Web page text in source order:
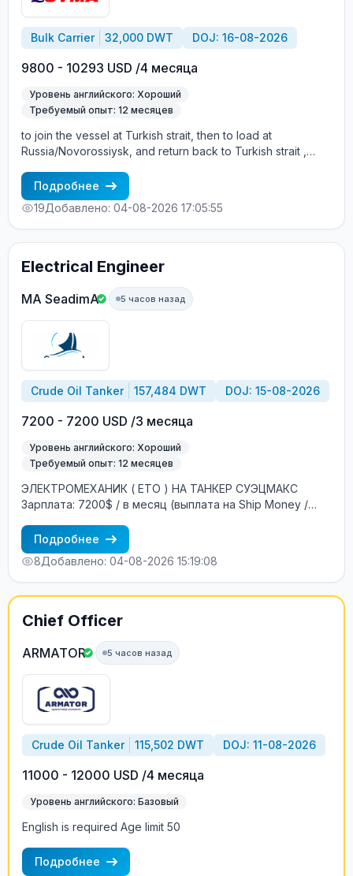
Bulk Carrier 32,000 DWT DOJ: 16-08-2026
9800 - 10293 USD /4 месяца
Уровень английского: Хороший
Требуемый опыт: 12 месяцев
to join the vessel at Turkish strait, then to load at
Russia/Novorossiysk, and return back to Turkish strait ,
paid constantly during the contract + HRA bonus. Greek
Owner, CBA covered vessels, P&I club.
Подробнее
19Добавлено: 04-08-2026 17:05:55
Electrical Engineer
MA SeadimA 5 часов назад
Crude Oil Tanker 157,484 DWT DOJ: 15-08-2026
7200 - 7200 USD /3 месяца
Уровень английского: Хороший
Требуемый опыт: 12 месяцев
ЭЛЕКТРОМЕХАНИК ( ЕТО ) НА ТАНКЕР СУЭЦМАКC
Зарплата: 7200$ / в месяц (выплата на Ship Money /
DWT: 157484 тонны Флаг: Либерия (НЕ ТЕНЕВОЙ)
Построено: Южная Корея Судовладелец: Греция
Контракт: 4 ±1 месяца Посадка: Август Условия на
борту: Смешанный экипаж (европейцы + филиппинцы)
Интернет: 2 ГБ в месяц бесплатно + 10$ 1ГБ можно
докупить БЕСПЛАТНОЕ трудоустройство! Требования:
Минимум 3 контракта (12 месяцев) в должности
ЭЛЕКТРОМЕХАНИК (ЕТО) Опыт работы обязательно на
Crude oil tanker (танкерах сырой нефти) Хороший
английский язык Процесс трудоустройства: CES Test +
интервью с суперинтендантом Морское агентство
«SeadimA» +7(985)022-57-77 +7(985)230-57-77
cv_crew@seadima.ru
Подробнее
8Добавлено: 04-08-2026 15:19:08
Chief Officer
ARMATOR 5 часов назад
Crude Oil Tanker 115,502 DWT DOJ: 11-08-2026
11000 - 12000 USD /4 месяца
Уровень английского: Базовый
English is required Age limit 50
Подробнее